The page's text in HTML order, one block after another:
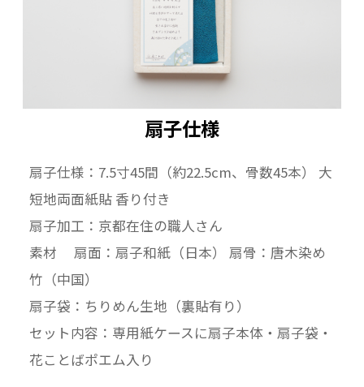
扇子仕様
扇子仕様：7.5寸45間（約22.5cm、骨数45本） 大
短地両面紙貼 香り付き
扇子加工：京都在住の職人さん
素材 扇面：扇子和紙（日本） 扇骨：唐木染め
竹（中国）
扇子袋：ちりめん生地（裏貼有り）
セット内容：専用紙ケースに扇子本体・扇子袋・
花ことばポエム入り